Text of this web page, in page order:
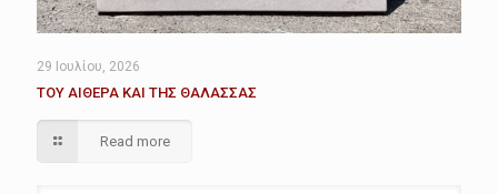
29 Ιουλίου, 2026
ΤΟΥ ΑΙΘΕΡΑ ΚΑΙ ΤΗΣ ΘΑΛΑΣΣΑΣ
Read more